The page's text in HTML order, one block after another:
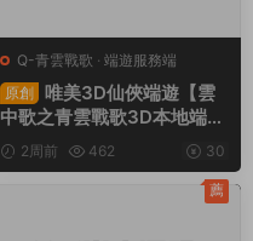
Q-青雲戰歌 · 端遊服務端
原創
唯美3D仙俠端遊【雲
中歌之青雲戰歌3D本地端】
Win一鍵服務端+PC客戶端+
GM工具+視頻架設教程
2周前 462 30
薦